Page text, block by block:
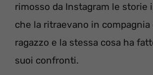
rimosso da Instagram le storie
che la ritraevano in compagnia
ragazzo e la stessa cosa ha
suoi confronti.